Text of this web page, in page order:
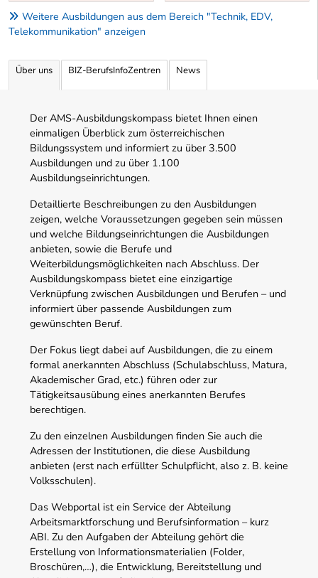
Weitere Ausbildungen aus dem Bereich "Technik, EDV,
Telekommunikation" anzeigen
Über uns BIZ-BerufsInfoZentren News
Der AMS-Ausbildungskompass bietet Ihnen einen
einmaligen Überblick zum österreichischen
Bildungssystem und informiert zu über 3.500
Ausbildungen und zu über 1.100
Ausbildungseinrichtungen.
Detaillierte Beschreibungen zu den Ausbildungen
zeigen, welche Voraussetzungen gegeben sein müssen
und welche Bildungseinrichtungen die Ausbildungen
anbieten, sowie die Berufe und
Weiterbildungsmöglichkeiten nach Abschluss. Der
Ausbildungskompass bietet eine einzigartige
Verknüpfung zwischen Ausbildungen und Berufen – und
informiert über passende Ausbildungen zum
gewünschten Beruf.
Der Fokus liegt dabei auf Ausbildungen, die zu einem
formal anerkannten Abschluss (Schulabschluss, Matura,
Akademischer Grad, etc.) führen oder zur
Tätigkeitsausübung eines anerkannten Berufes
berechtigen.
Zu den einzelnen Ausbildungen finden Sie auch die
Adressen der Institutionen, die diese Ausbildung
anbieten (erst nach erfüllter Schulpflicht, also z. B. keine
Volksschulen).
Das Webportal ist ein Service der Abteilung
Arbeitsmarktforschung und Berufsinformation – kurz
ABI. Zu den Aufgaben der Abteilung gehört die
Erstellung von Informationsmaterialien (Folder,
Broschüren,…), die Entwicklung, Bereitstellung und